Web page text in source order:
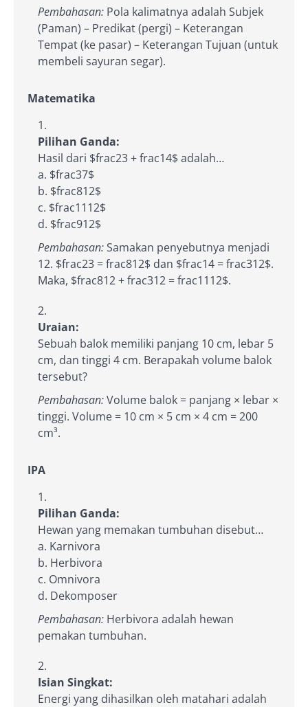
Pembahasan: Pola kalimatnya adalah Subjek
(Paman) – Predikat (pergi) – Keterangan
Tempat (ke pasar) – Keterangan Tujuan (untuk
membeli sayuran segar).
Matematika
Pilihan Ganda:
Hasil dari $frac23 + frac14$ adalah…
a. $frac37$
b. $frac812$
c. $frac1112$
d. $frac912$
Pembahasan:Samakan penyebutnya menjadi
12. $frac23 = frac812$ dan $frac14 = frac312$.
Maka, $frac812 + frac312 = frac1112$.
Uraian:
Sebuah balok memiliki panjang 10 cm, lebar 5
cm, dan tinggi 4 cm. Berapakah volume balok
tersebut?
Pembahasan:Volume balok = panjang × lebar ×
tinggi. Volume = 10 cm × 5 cm × 4 cm = 200
cm³.
IPA
Pilihan Ganda:
Hewan yang memakan tumbuhan disebut…
a. Karnivora
b. Herbivora
c. Omnivora
d. Dekomposer
Pembahasan: Herbivora adalah hewan
pemakan tumbuhan.
Isian Singkat:
Energi yang dihasilkan oleh matahari adalah